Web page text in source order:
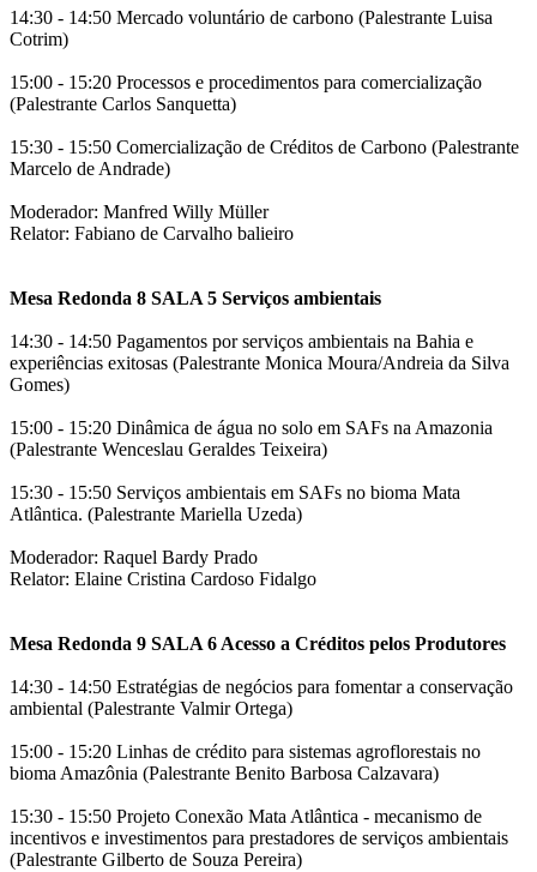
14:30 - 14:50 Mercado voluntário de carbono (Palestrante Luisa
Cotrim)
15:00 - 15:20 Processos e procedimentos para comercialização
(Palestrante Carlos Sanquetta)
15:30 - 15:50 Comercialização de Créditos de Carbono (Palestrante
Marcelo de Andrade)
Moderador: Manfred Willy Müller
Relator: Fabiano de Carvalho balieiro
Mesa Redonda 8 SALA 5 Serviços ambientais
14:30 - 14:50 Pagamentos por serviços ambientais na Bahia e
experiências exitosas (Palestrante Monica Moura/Andreia da Silva
Gomes)
15:00 - 15:20 Dinâmica de água no solo em SAFs na Amazonia
(Palestrante Wenceslau Geraldes Teixeira)
15:30 - 15:50 Serviços ambientais em SAFs no bioma Mata
Atlântica. (Palestrante Mariella Uzeda)
Moderador: Raquel Bardy Prado
Relator: Elaine Cristina Cardoso Fidalgo
Mesa Redonda 9 SALA 6 Acesso a Créditos pelos Produtores
14:30 - 14:50 Estratégias de negócios para fomentar a conservação
ambiental (Palestrante Valmir Ortega)
15:00 - 15:20 Linhas de crédito para sistemas agroflorestais no
bioma Amazônia (Palestrante Benito Barbosa Calzavara)
15:30 - 15:50 Projeto Conexão Mata Atlântica - mecanismo de
incentivos e investimentos para prestadores de serviços ambientais
(Palestrante Gilberto de Souza Pereira)